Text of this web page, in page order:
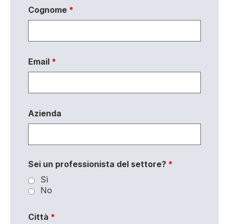
Cognome *
Email *
Azienda
Sei un professionista del settore? *
Sì
No
Città *